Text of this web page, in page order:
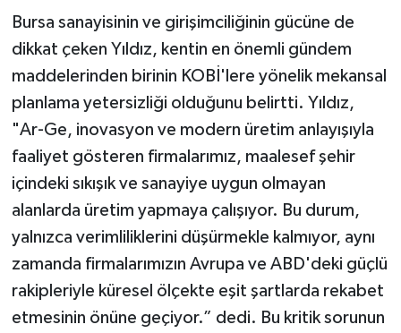
Bursa sanayisinin ve girişimciliğinin gücüne de
dikkat çeken Yıldız, kentin en önemli gündem
maddelerinden birinin KOBİ'lere yönelik mekansal
planlama yetersizliği olduğunu belirtti. Yıldız,
"Ar-Ge, inovasyon ve modern üretim anlayışıyla
faaliyet gösteren firmalarımız, maalesef şehir
içindeki sıkışık ve sanayiye uygun olmayan
alanlarda üretim yapmaya çalışıyor. Bu durum,
yalnızca verimliliklerini düşürmekle kalmıyor, aynı
zamanda firmalarımızın Avrupa ve ABD'deki güçlü
rakipleriyle küresel ölçekte eşit şartlarda rekabet
etmesinin önüne geçiyor.” dedi. Bu kritik sorunun